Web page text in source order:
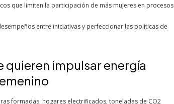
que limiten la participación de más mujeres en procesos
entre iniciativas y perfeccionar las políticas de
quieren impulsar energía
formadas, hogares electrificados, toneladas de CO2